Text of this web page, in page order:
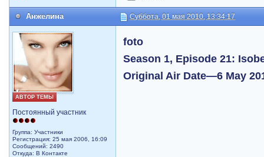
Анжелина Суббота, 01 мая 2010, 13:34:17
АВТОР ТЕМЫ
Постоянный участник
Группа: Участники
Регистрация: 25 мая 2006, 16:09
Сообщений: 2490
Откуда: В Контакте
foto
Season 1, Episode 21:
Original Air Date—6 May